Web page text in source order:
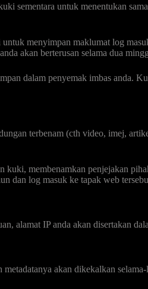
sementara untuk menentukan
menyimpan maklumat log
akan berterusan selama dua
dalam penyemak imbas
terbenam (cth video, imej,
membenamkan penjejakan
dan log masuk ke tapak web
alamat IP anda akan disertakan
akan dikekalkan